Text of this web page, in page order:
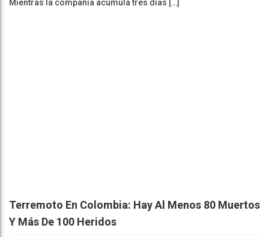
Mientras la compañía acumula tres días […]
Terremoto En Colombia: Hay Al Menos 80 Muertos
Y Más De 100 Heridos